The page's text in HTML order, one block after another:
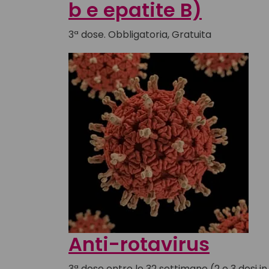
b e epatite B)
3ª dose. Obbligatoria, Gratuita
Anti-rotavirus